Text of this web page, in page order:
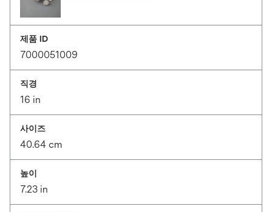
제품 ID
7000051009
직경
16 in
사이즈
40.64 cm
높이
7.23 in